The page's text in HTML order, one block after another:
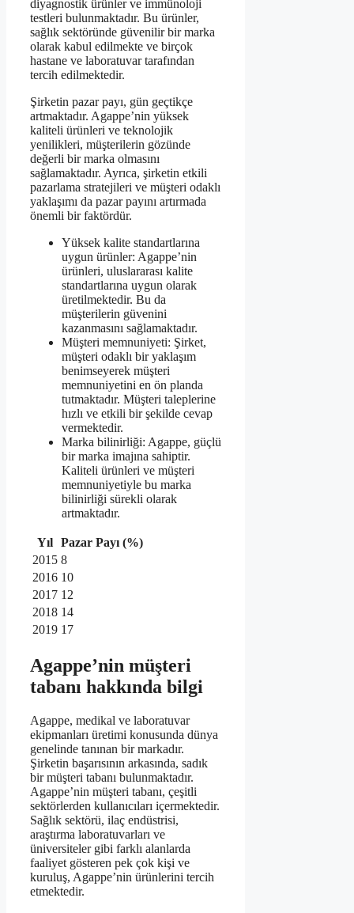
diyagnostik ürünler ve immünoloji
testleri bulunmaktadır. Bu ürünler,
sağlık sektöründe güvenilir bir marka
olarak kabul edilmekte ve birçok
hastane ve laboratuvar tarafından
tercih edilmektedir.
Şirketin pazar payı, gün geçtikçe
artmaktadır. Agappe’nin yüksek
kaliteli ürünleri ve teknolojik
yenilikleri, müşterilerin gözünde
değerli bir marka olmasını
sağlamaktadır. Ayrıca, şirketin etkili
pazarlama stratejileri ve müşteri odaklı
yaklaşımı da pazar payını artırmada
önemli bir faktördür.
Yüksek kalite standartlarına
uygun ürünler: Agappe’nin
ürünleri, uluslararası kalite
standartlarına uygun olarak
üretilmektedir. Bu da
müşterilerin güvenini
kazanmasını sağlamaktadır.
Müşteri memnuniyeti: Şirket,
müşteri odaklı bir yaklaşım
benimseyerek müşteri
memnuniyetini en ön planda
tutmaktadır. Müşteri taleplerine
hızlı ve etkili bir şekilde cevap
vermektedir.
Marka bilinirliği: Agappe, güçlü
bir marka imajına sahiptir.
Kaliteli ürünleri ve müşteri
memnuniyetiyle bu marka
bilinirliği sürekli olarak
artmaktadır.
Yıl Pazar Payı (%)
2015 8
2016 10
2017 12
2018 14
2019 17
Agappe’nin müşteri
tabanı hakkında bilgi
Agappe, medikal ve laboratuvar
ekipmanları üretimi konusunda dünya
genelinde tanınan bir markadır.
Şirketin başarısının arkasında, sadık
bir müşteri tabanı bulunmaktadır.
Agappe’nin müşteri tabanı, çeşitli
sektörlerden kullanıcıları içermektedir.
Sağlık sektörü, ilaç endüstrisi,
araştırma laboratuvarları ve
üniversiteler gibi farklı alanlarda
faaliyet gösteren pek çok kişi ve
kuruluş, Agappe’nin ürünlerini tercih
etmektedir.